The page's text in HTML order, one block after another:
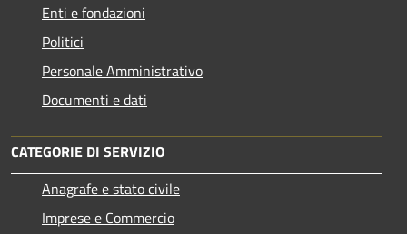
Enti e fondazioni
Politici
Personale Amministrativo
Documenti e dati
CATEGORIE DI SERVIZIO
Anagrafe e stato civile
Imprese e Commercio